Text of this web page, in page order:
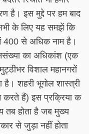
है। इस मुद्दे पर हम बाद
के लिए यह समझें कि
400 से अधिक नाम है।
का अधिकांश (एक
विशाल महानगरों
है। शहरी भूगोल शास्त्री
करते हैं) इस प्रक्रिया क
होता है जब मुख्य
से जुड़ा नहीं होता